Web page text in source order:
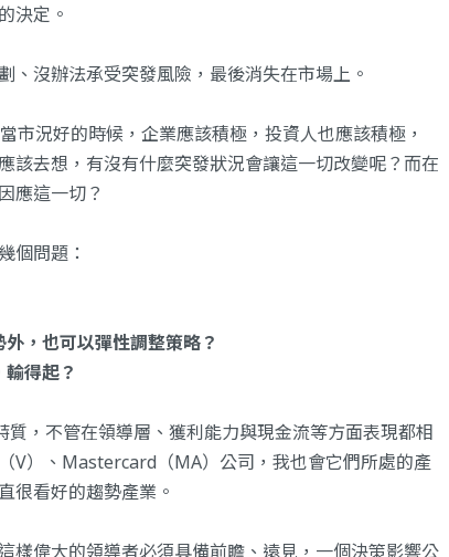
決定。
、沒辦法承受突發風險，最後消失在市場上。
況好的時候，企業應該積極，投資人也應該積極，
該去想，有沒有什麼突發狀況會讓這一切改變呢？而在
應這一切？
個問題：
，也可以彈性調整策略？
得起？
，不管在領導層、獲利能力與現金流等方面表現都相
V）、Mastercard（MA）公司，我也會它們所處的產
很看好的趨勢產業。
樣偉大的領導者必須具備前瞻、遠見，一個決策影響公